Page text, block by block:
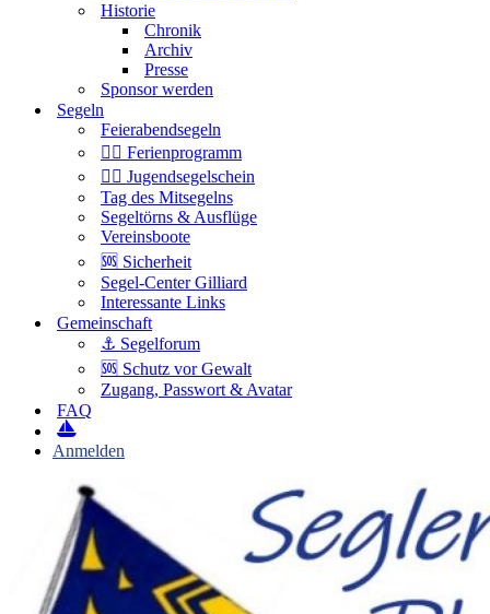
Historie
Chronik
Archiv
Presse
Sponsor werden
Segeln
Feierabendsegeln
🏴‍☠️ Ferienprogramm
🏴‍☠️ Jugendsegelschein
Tag des Mitsegelns
Segeltörns & Ausflüge
Vereinsboote
🆘 Sicherheit
Segel-Center Gilliard
Interessante Links
Gemeinschaft
⚓️ Segelforum
🆘 Schutz vor Gewalt
Zugang, Passwort & Avatar
FAQ
Anmelden